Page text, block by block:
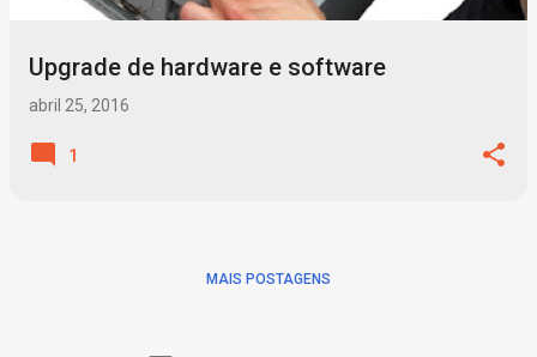
Upgrade de hardware e software
abril 25, 2016
1
MAIS POSTAGENS